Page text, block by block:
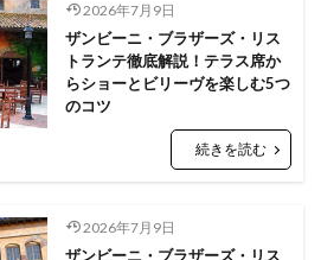
2026年7月9日
ザンビーニ・ブラザーズ・リス
トランテ徹底解説！テラス席か
らショーとビリーヴを楽しむ5つ
のコツ
続きを読む
2026年7月9日
ザンビーニ・ブラザーズ・リス